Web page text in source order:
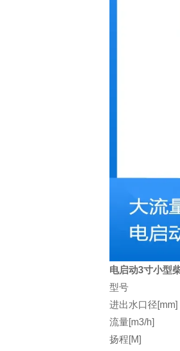
电启动3寸小型
型号
进出水口径[mm]
流量[m3/h]
扬程[M]